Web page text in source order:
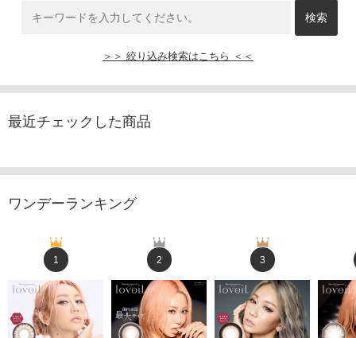
＞＞ 絞り込み検索はこちら ＜＜
最近チェックした商品
ワンデーランキング
1 2 3